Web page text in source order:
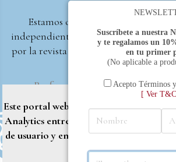
Estamos orgullosos de ser la
independiente de España, en recibir
por la revista Beautyproof en 2015 a la
de autor.
Perfumería Nadia2017 |Política
Este portal web utiliza cookies propias
Analytics entre otros) para brindarle
de usuario y entregar contenido
Rechazar
Suscríbete a nuestra
y te regalamos un
en tu primer
(No aplicable a
Acepto Términos
[ Ver